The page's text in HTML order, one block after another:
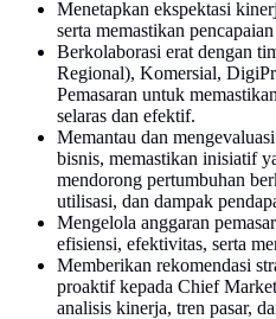
Menetapkan ekspektasi
serta memastikan
Berkolaborasi erat dengan
Regional), Komersial,
Pemasaran untuk
selaras dan efektif.
Memantau dan
bisnis, memastikan inisiatif
mendorong pertumbuhan
utilisasi, dan dampak
Mengelola anggaran
efisiensi, efektivitas, serta
Memberikan rekomendasi
proaktif kepada Chief
analisis kinerja, tren pasar,